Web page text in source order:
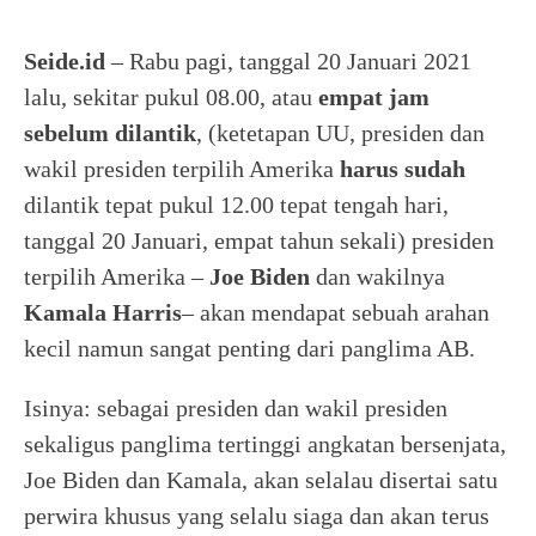
Seide.id – Rabu pagi, tanggal 20 Januari 2021
lalu, sekitar pukul 08.00, atau empat jam
sebelum dilantik, (ketetapan UU, presiden dan
wakil presiden terpilih Amerika harus sudah
dilantik tepat pukul 12.00 tepat tengah hari,
tanggal 20 Januari, empat tahun sekali) presiden
terpilih Amerika – Joe Biden dan wakilnya
Kamala Harris– akan mendapat sebuah arahan
kecil namun sangat penting dari panglima AB.
Isinya: sebagai presiden dan wakil presiden
sekaligus panglima tertinggi angkatan bersenjata,
Joe Biden dan Kamala, akan selalau disertai satu
perwira khusus yang selalu siaga dan akan terus